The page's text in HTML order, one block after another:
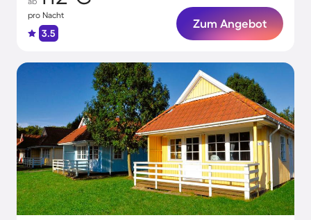
pro Nacht
3.5
Zum Angebot